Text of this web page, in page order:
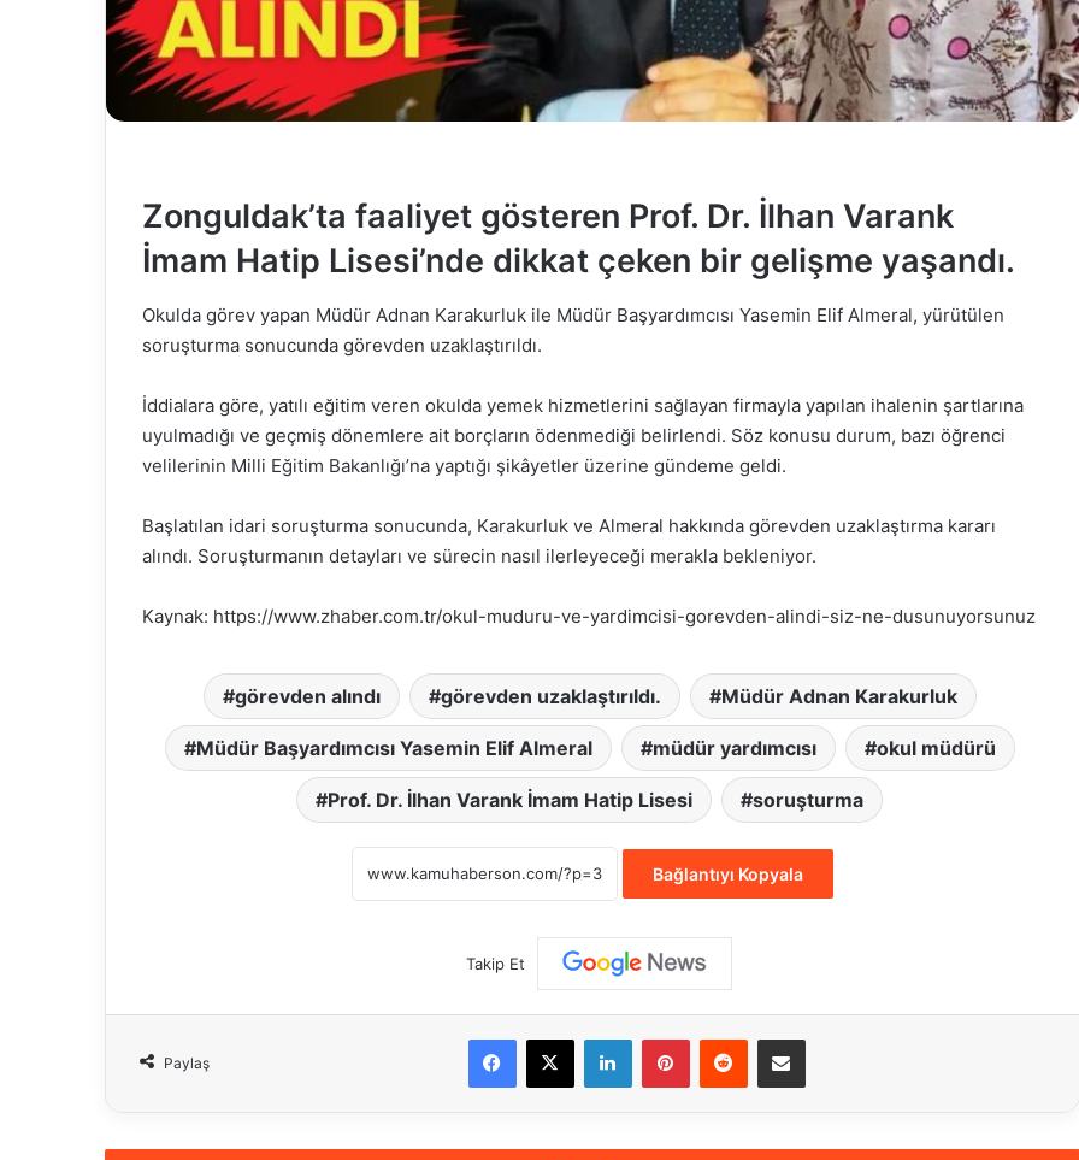
Zonguldak’ta faaliyet gösteren Prof. Dr. İlhan Varank
İmam Hatip Lisesi’nde dikkat çeken bir gelişme yaşandı.
Okulda görev yapan Müdür Adnan Karakurluk ile Müdür Başyardımcısı Yasemin Elif Almeral, yürütülen
soruşturma sonucunda görevden uzaklaştırıldı.
İddialara göre, yatılı eğitim veren okulda yemek hizmetlerini sağlayan firmayla yapılan ihalenin şartlarına
uyulmadığı ve geçmiş dönemlere ait borçların ödenmediği belirlendi. Söz konusu durum, bazı öğrenci
velilerinin Milli Eğitim Bakanlığı’na yaptığı şikâyetler üzerine gündeme geldi.
Başlatılan idari soruşturma sonucunda, Karakurluk ve Almeral hakkında görevden uzaklaştırma kararı
alındı. Soruşturmanın detayları ve sürecin nasıl ilerleyeceği merakla bekleniyor.
Kaynak: https://www.zhaber.com.tr/okul-muduru-ve-yardimcisi-gorevden-alindi-siz-ne-dusunuyorsunuz
görevden alındı görevden uzaklaştırıldı. Müdür Adnan Karakurluk
Müdür Başyardımcısı Yasemin Elif Almeral müdür yardımcısı okul müdürü
Prof. Dr. İlhan Varank İmam Hatip Lisesi soruşturma
Bağlantıyı Kopyala
Takip Et
Paylaş
Facebook
X LinkedInPinterestReddit E-Posta ile paylaş